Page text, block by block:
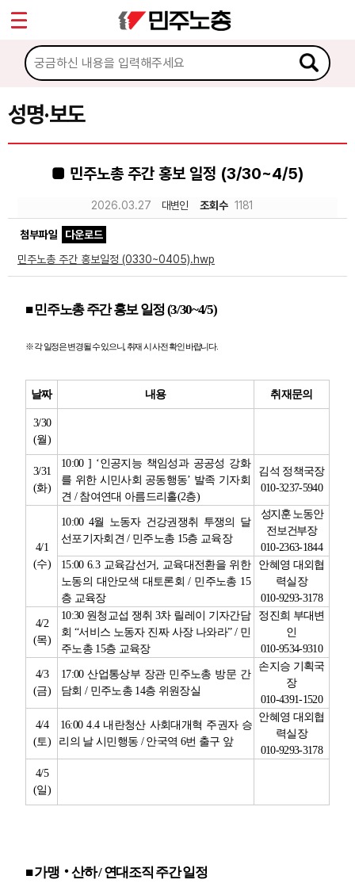
성명·보도
■ 민주노총 주간 홍보 일정 (3/30~4/5)
2026.03.27 대변인 조회수 1181
첨부파일
다운로드
민주노총 주간 홍보일정 (0330~0405).hwp
■ 민주노총 주간 홍보 일정(3/30~4/5)
※ 각 일정은 변경될 수 있으니 취재 시 사전 확인 바랍니다.
날짜 내용 취재문의
3/30
(월)
3/31
(화)
10:00 ] ‘인공지능 책임성과 공공성 강화
를 위한 시민사회 공동행동’ 발족 기자회
견 / 참여연대 아름드리홀(2층)
김석 정책국장
010-3237-5940
4/1
(수)
10:00 4월 노동자 건강권쟁취 투쟁의 달
선포기자회견/ 민주노총 15층 교육장
성지훈 노동안
전보건부장
010-2363-1844
15:00 6.3 교육감선거 , 교육대전환을 위한
노동의 대안모색 대토론회/ 민주노총 15
층 교육장
안혜영 대외협
력실장
010-9293-3178
4/2
(목)
10:30 원청교섭 쟁취3차 릴레이 기자간담
회 “서비스 노동자 진짜 사장 나와라” / 민
주노총 15층 교육장
정진희 부대변
인
010-9534-9310
4/3
(금)
17:00산업통상부 장관 민주노총 방문 간
담회 / 민주노총 14층 위원장실
손지승 기획국
장
010-4391-1520
4/4
(토)
16:00 4.4 내란청산 사회대개혁 주권자 승
리의 날 시민행동 / 안국역 6번 출구 앞
안혜영 대외협
력실장
010-9293-3178
4/5
(일)
■가맹‧산하/연대조직 주간 일정
마이페이지
소개
소식
공지사항
성명·보도
노동상담
부설기관
업무
Sketchbook5, 스케치북5
Sketchbook5, 스케치북5